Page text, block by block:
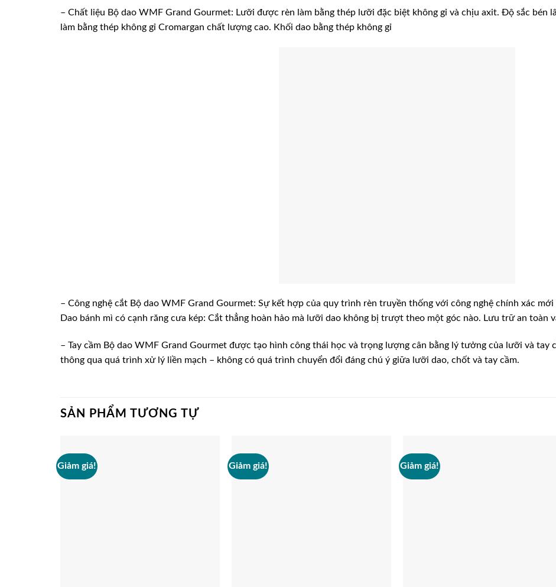
– Chất liệu Bộ dao WMF Grand Gourmet: Lưỡi được rèn làm bằng thép lưỡi đặc biệt không gỉ và chịu axit. Độ sắc bén
làm bằng thép không gỉ Cromargan chất lượng cao. Khối dao bằng thép không gỉ
– Công nghệ cắt Bộ dao WMF Grand Gourmet: Sự kết hợp của quy trình rèn truyền thống với công nghệ chính xác
Dao bánh mì có cạnh răng cưa kép: Cắt thẳng hoàn hảo mà lưỡi dao không bị trượt theo một góc nào. Lưu trữ an toàn
– Tay cầm Bộ dao WMF Grand Gourmet được tạo hình công thái học và trọng lượng cân bằng lý tưởng của lưỡi và tay
thông qua quá trình xử lý liền mạch – không có quá trình chuyển đổi đáng chú ý giữa lưỡi dao, chốt và tay cầm.
SẢN PHẨM TƯƠNG TỰ
Giảm giá! Giảm giá! Giảm giá!